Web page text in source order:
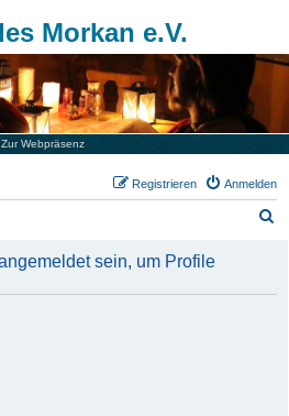
Morkan e.V.
Zur Webpräsenz
Anmelden
Registrieren
h
sein, um Profile